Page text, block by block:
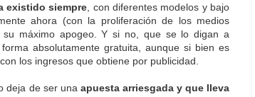
existido siempre , con diferentes modelos y bajo
ahora (con la proliferación de los medios
su máximo apogeo. Y si no, que se lo digan a
absolutamente gratuita, aunque si bien es
los ingresos que obtiene por publicidad.
deja de ser una apuesta arriesgada y que lleva